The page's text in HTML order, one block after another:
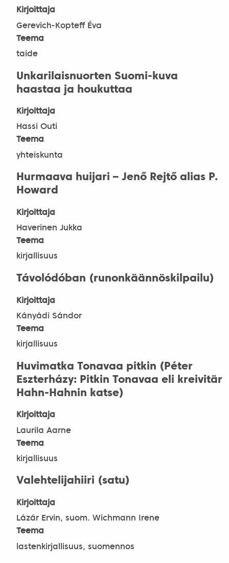
Kirjoittaja
Gerevich-Kopteff Éva
Teema
taide
Unkarilaisnuorten Suomi-kuva
haastaa ja houkuttaa
Kirjoittaja
Hassi Outi
Teema
yhteiskunta
Hurmaava huijari – Jenő Rejtő alias P.
Howard
Kirjoittaja
Haverinen Jukka
Teema
kirjallisuus
Távolódóban (runonkäännöskilpailu)
Kirjoittaja
Kányádi Sándor
Teema
kirjallisuus
Huvimatka Tonavaa pitkin (Péter
Eszterházy: Pitkin Tonavaa eli kreivitär
Hahn-Hahnin katse)
Kirjoittaja
Laurila Aarne
Teema
kirjallisuus
Valehtelijahiiri (satu)
Kirjoittaja
Lázár Ervin, suom. Wichmann Irene
Teema
lastenkirjallisuus, suomennos